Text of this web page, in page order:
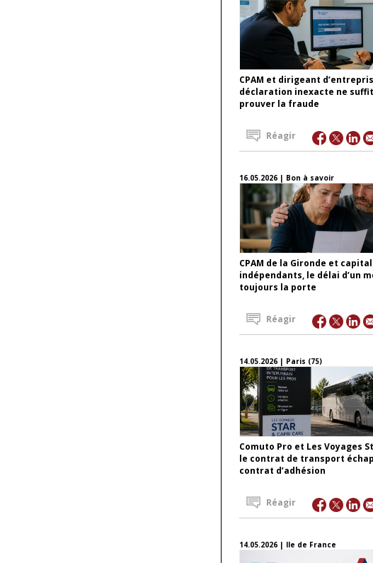
CPAM et dirigeant
déclaration inexacte ne
prouver la fraude
Réagir
16.05.2026 | Bon à savoir
CPAM de la Gironde et
indépendants, le délai d’un
toujours la porte
Réagir
14.05.2026 | Paris (75)
Comuto Pro et Les Voyages
le contrat de transport
contrat d’adhésion
Réagir
14.05.2026 | Ile de France